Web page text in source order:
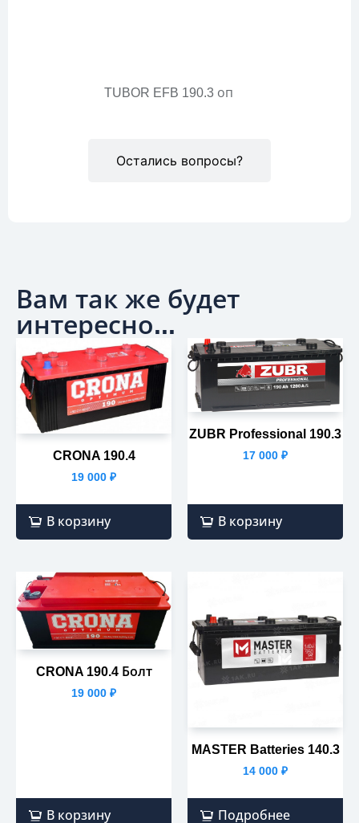
Остались вопросы?
TUBOR EFB 190.3 оп
Вам так же будет
интересно...
CRONA 190.4
19 000 ₽
В корзину
ZUBR Professional 190.3
17 000 ₽
В корзину
CRONA 190.4 Болт
19 000 ₽
В корзину
MASTER Batteries 140.3
14 000 ₽
Подробнее